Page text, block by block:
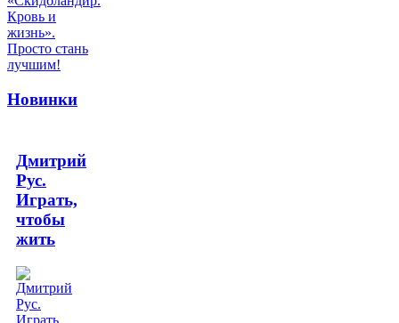
Новинки
Дмитрий
Рус.
Играть,
чтобы
жить